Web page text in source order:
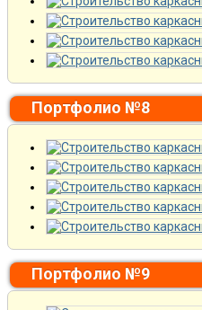
Портфолио №8
Портфолио №9